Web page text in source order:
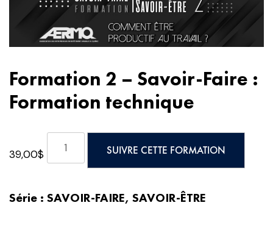
Formation 2 – Savoir-Faire :
Formation technique
39,00$
Formation
-
SUIVRE CETTE FORMATION
Série : SAVOIR-FAIRE, SAVOIR-ÊTRE